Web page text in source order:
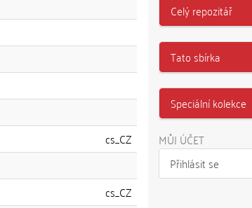
cs_CZ
cs_CZ
Celý repozitář
Tato sbírka
Speciální kolekce
MŮJ ÚČET
Přihlásit se